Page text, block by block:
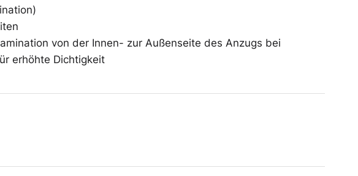
von der Innen- zur Außenseite des Anzugs bei
erhöhte Dichtigkeit